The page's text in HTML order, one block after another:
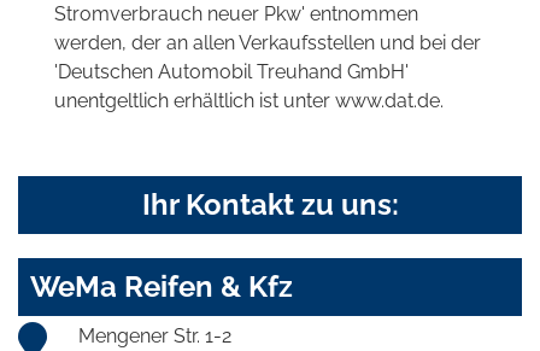
Stromverbrauch neuer Pkw' entnommen
werden, der an allen Verkaufsstellen und bei der
'Deutschen Automobil Treuhand GmbH'
unentgeltlich erhältlich ist unter www.dat.de.
Ihr Kontakt zu uns:
WeMa Reifen & Kfz
Mengener Str. 1-2